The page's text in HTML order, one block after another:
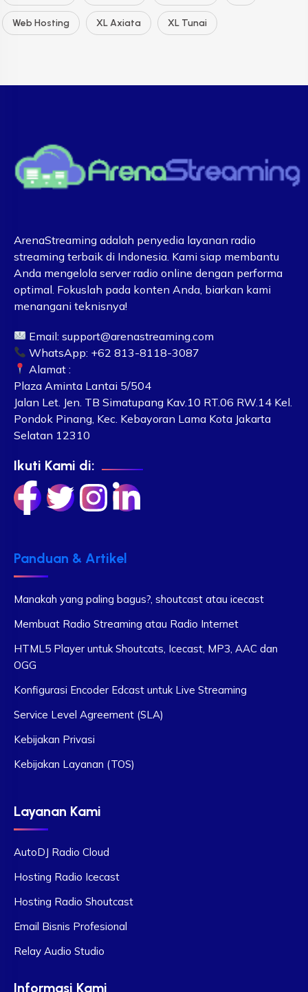
Web Hosting XL Axiata XL Tunai
ArenaStreaming adalah penyedia layanan radio
streaming terbaik di Indonesia. Kami siap membantu
Anda mengelola server radio online dengan performa
optimal. Fokuslah pada konten Anda, biarkan kami
menangani teknisnya!
Email:support@arenastreaming.com
WhatsApp: +62 813-8118-3087
Alamat :
Plaza Aminta Lantai 5/504
Jalan Let. Jen. TB Simatupang Kav.10 RT.06 RW.14 Kel.
Pondok Pinang, Kec. Kebayoran Lama Kota Jakarta
Selatan 12310
Ikuti Kami di:
Panduan & Artikel
Manakah yang paling bagus?, shoutcast atau icecast
Membuat Radio Streaming atau Radio Internet
HTML5 Player untuk Shoutcats, Icecast, MP3, AAC dan
OGG
Konfigurasi Encoder Edcast untuk Live Streaming
Service Level Agreement (SLA)
Kebijakan Privasi
Kebijakan Layanan (TOS)
Layanan Kami
AutoDJ Radio Cloud
Hosting Radio Icecast
Hosting Radio Shoutcast
Email Bisnis Profesional
Relay Audio Studio
Informasi Kami